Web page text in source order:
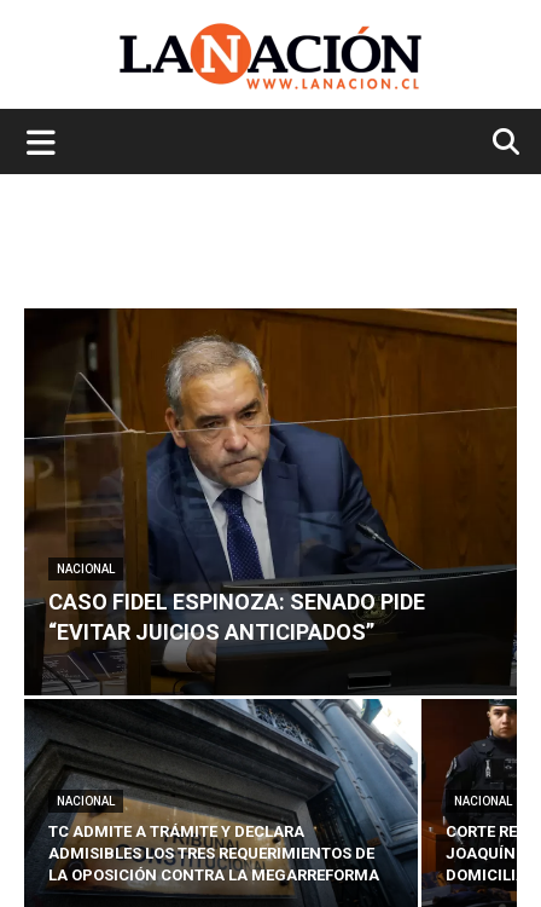
NACIONAL
CASO FIDEL ESPINOZA: SENADO PIDE
“EVITAR JUICIOS ANTICIPADOS”
NACIONAL
TC ADMITE A TRÁMITE Y DECLARA
ADMISIBLES LOS TRES REQUERIMIENTOS DE
LA OPOSICIÓN CONTRA LA MEGARREFORMA
NACIONAL
CORTE
JOAQUÍN